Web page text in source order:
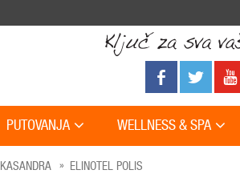
PUTOVANJA WELLNESS & SPA
KASANDRA ELINOTEL POLIS